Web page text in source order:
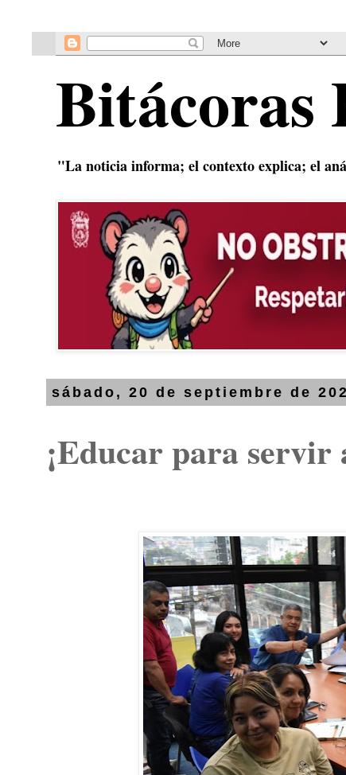
Bitácoras
"La noticia informa; el contexto explica; el
sábado, 20 de septiembre de
¡Educar para servir